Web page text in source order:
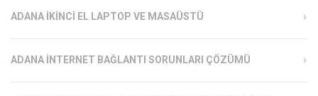
ADANA İKINCI EL LAPTOP VE MASAÜSTÜ
ADANA İNTERNET BAĞLANTI SORUNLARI ÇÖZÜMÜ